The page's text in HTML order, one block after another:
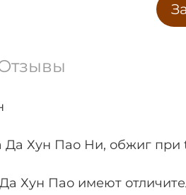
Да Хун Пао Ни, обжиг при
Хун Пао имеют